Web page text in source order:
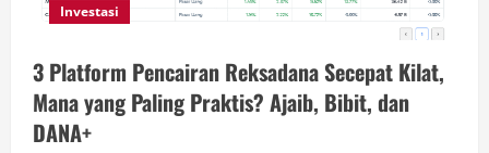
Investasi
3 Platform Pencairan Reksadana Secepat Kilat,
Mana yang Paling Praktis? Ajaib, Bibit, dan
DANA+